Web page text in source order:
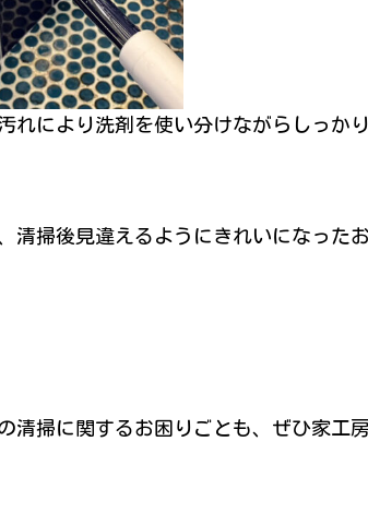
れにより洗剤を使い分けながらしっか
清掃後見違えるようにきれいになった
清掃に関するお困りごとも、ぜひ家工